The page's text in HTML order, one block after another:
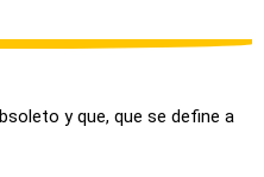
y que, que se define a